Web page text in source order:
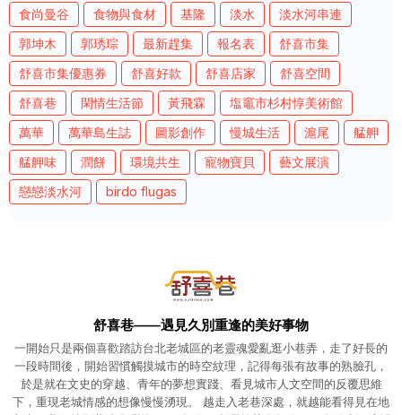
食尚曼谷
食物與食材 基隆 淡水
淡水河串連
郭坤木
郭琇琮 最新趕集 報名表
舒喜市集
舒喜市集優惠券
舒喜好款 舒喜店家
舒喜空間
舒喜巷
閑情生活節 黃飛霖
塩竈市杉村惇美術館
萬華
萬華島生誌 圖影創作 慢城生活 滬尾
艋舺
艋舺味
潤餅 環境共生 寵物寶貝
藝文展演
戀戀淡水河
birdo flugas
舒喜巷——遇見久別重逢的美好事物
一開始只是兩個喜歡踏訪台北老城區的老靈魂愛亂逛小巷弄，走了好長的
一段時間後，開始習慣觸摸城市的時空紋理，記得每張有故事的熟臉孔，
於是就在文史的穿越、青年的夢想實踐、看見城市人文空間的反覆思維
下，重現老城情感的想像慢慢湧現。 越走入老巷深處，就越能看得見在地